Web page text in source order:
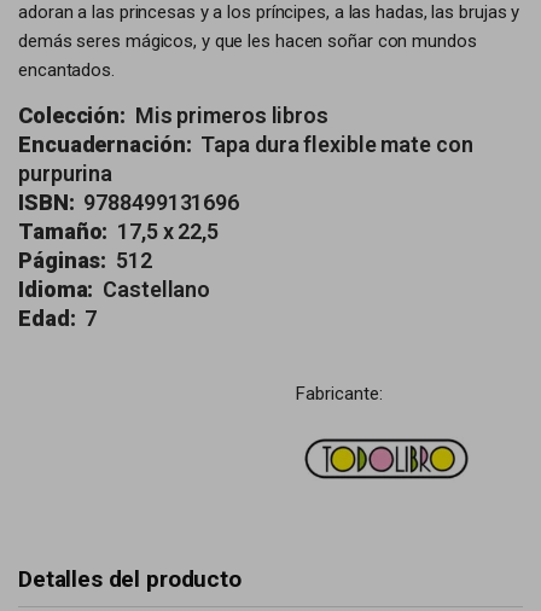
adoran a las princesas y a los príncipes, a las hadas, las brujas y
demás seres mágicos, y que les hacen soñar con mundos
encantados.
Colección: Mis primeros libros
Encuadernación: Tapa dura flexible mate con
purpurina
ISBN: 9788499131696
Tamaño: 17,5 x 22,5
Páginas: 512
Idioma: Castellano
Edad: 7
Fabricante:
Detalles del producto